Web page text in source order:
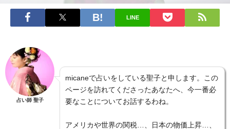
LINE
占い師 聖子
micaneで占いをしている聖子と申します。この
ページを訪れてくださったあなたへ、今一番必
要なことについてお話するわね。
アメリカや世界の関税…、日本の物価上昇…、